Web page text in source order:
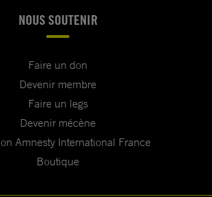
NOUS SOUTENIR
Faire un don
Devenir membre
Faire un legs
Devenir mécène
Amnesty International France
Boutique